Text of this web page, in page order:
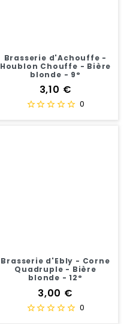
Brasserie d'Achouffe -
Houblon Chouffe - Bière
blonde - 9°
Prix
3,10 €
0
Brasserie d'Ebly - Corne
Quadruple - Bière
blonde - 12°
Prix
3,00 €
0